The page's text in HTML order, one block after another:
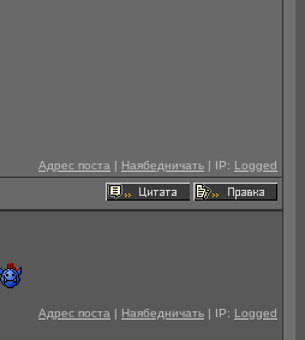
Адрес поста | Наябедничать | IP: Logged
Адрес поста | Наябедничать | IP: Logged